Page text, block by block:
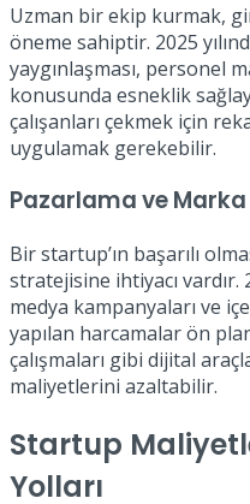
Uzman bir ekip kurmak,
öneme sahiptir. 2025
yaygınlaşması, personel
konusunda esneklik
çalışanları çekmek için
uygulamak gerekebilir.
Pazarlama ve
Bir startup’ın başarılı
stratejisine ihtiyacı vardır.
medya kampanyaları ve
yapılan harcamalar ön
çalışmaları gibi dijital
maliyetlerini azaltabilir.
Startup
Yolları